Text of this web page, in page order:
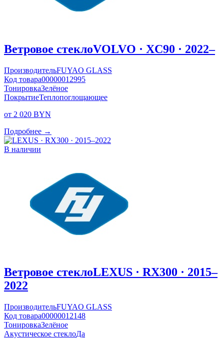
Ветровое стеклоVOLVO · XC90 · 2022–
ПроизводительFUYAO GLASS
Код товара00000012995
ТонировкаЗелёное
ПокрытиеТеплопоглощающее
от 2 020 BYN
Подробнее →
В наличии
Ветровое стеклоLEXUS · RX300 · 2015–
2022
ПроизводительFUYAO GLASS
Код товара00000012148
ТонировкаЗелёное
Акустическое стеклоДа